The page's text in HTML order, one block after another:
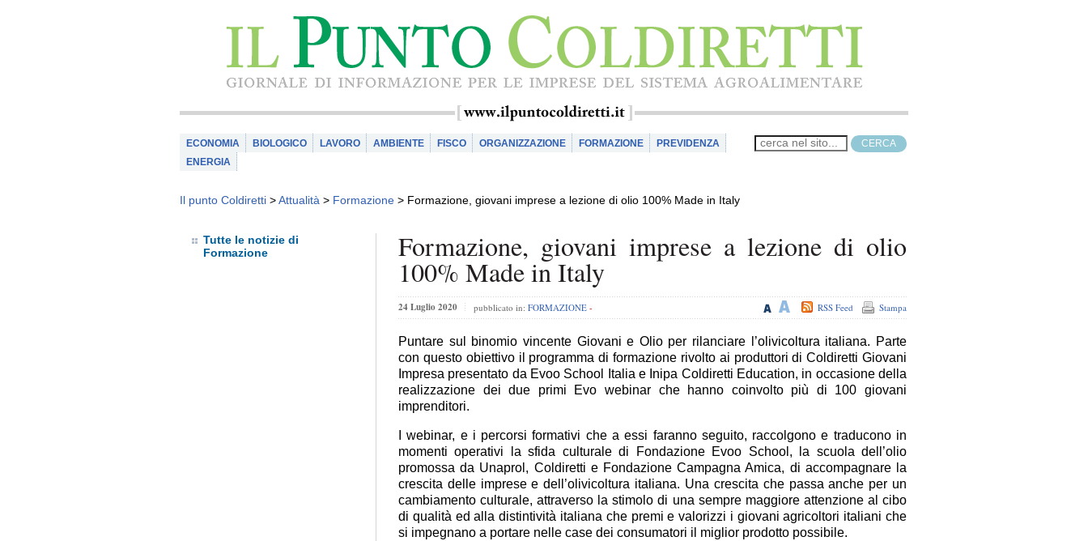
ECONOMIA BIOLOGICO LAVORO AMBIENTE FISCO ORGANIZZAZIONE FORMAZIONE
PREVIDENZA
ENERGIA
Il punto Coldiretti >Attualità > Formazione > Formazione, giovani imprese a lezione di olio 100% Made in Italy
Tutte le notizie di
Formazione
Formazione, giovani imprese a lezione di olio
100% Made in Italy
24 Luglio 2020 pubblicato in: FORMAZIONE - Stampa
RSS Feed
Puntare sul binomio vincente Giovani e Olio per rilanciare l’olivicoltura italiana. Parte
con questo obiettivo il programma di formazione rivolto ai produttori di Coldiretti Giovani
Impresa presentato da Evoo School Italia e Inipa Coldiretti Education, in occasione della
realizzazione dei due primi Evo webinar che hanno coinvolto più di 100 giovani
imprenditori.
I webinar, e i percorsi formativi che a essi faranno seguito, raccolgono e traducono in
momenti operativi la sfida culturale di Fondazione Evoo School, la scuola dell’olio
promossa da Unaprol, Coldiretti e Fondazione Campagna Amica, di accompagnare la
crescita delle imprese e dell’olivicoltura italiana. Una crescita che passa anche per un
cambiamento culturale, attraverso la stimolo di una sempre maggiore attenzione al cibo
di qualità ed alla distintività italiana che premi e valorizzi i giovani agricoltori italiani che
si impegnano a portare nelle case dei consumatori il miglior prodotto possibile.